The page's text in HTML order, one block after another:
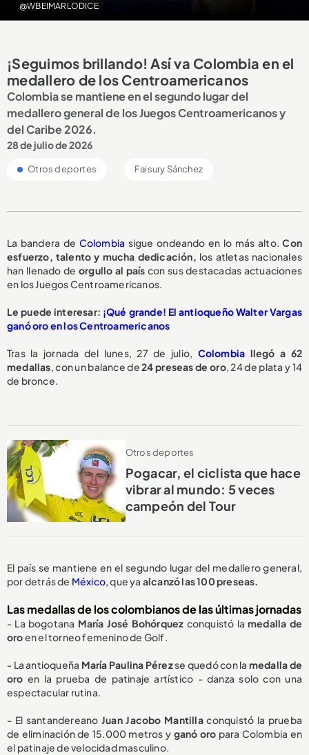
@WBEIMARLODICE
¡Seguimos brillando! Así va Colombia en el
medallero de los Centroamericanos
Colombia se mantiene en el segundo lugar del
medallero general de los Juegos Centroamericanos y
del Caribe 2026.
28 de julio de 2026
Otros deportes Faisury Sánchez
La bandera de Colombia sigue ondeando en lo más alto.Con
esfuerzo, talento y mucha dedicación, los atletas nacionales
han llenado de orgullo al país con sus destacadas actuaciones
en los Juegos Centroamericanos.
Le puede interesar: ¡Qué grande! El antioqueño Walter Vargas
ganó oro en los Centroamericanos
Tras la jornada del lunes, 27 de julio, Colombia llegó a 62
medallas, con un balance de24 preseas de oro, 24 de plata y 14
de bronce.
Otros deportes
Pogacar, el ciclista que hace
vibrar al mundo: 5 veces
campeón del Tour
El país se mantiene en el segundo lugar del medallero general,
por detrás de México, que ya alcanzó las 100 preseas.
Las medallas de los colombianos de las últimas jornadas
- La bogotana María José Bohórquez conquistó lamedalla de
oroen el torneo femenino de Golf.
- La antioqueña María Paulina Pérezse quedó con la medalla de
oro en la prueba de patinaje artístico - danza solo con una
espectacular rutina.
- El santandereano Juan Jacobo Mantillaconquistó la prueba
de eliminación de 15.000 metros y ganó oro para Colombia en
el patinaje de velocidad masculino.